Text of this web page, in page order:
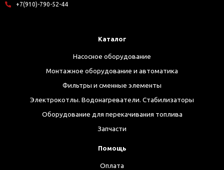
+7(910)-790-52-44
Каталог
Насосное оборудование
Монтажное оборудование и автоматика
Фильтры и сменные элементы
Электрокотлы. Водонагреватели. Стабилизаторы
Оборудование для перекачивания топлива
Запчасти
Помощь
Оплата